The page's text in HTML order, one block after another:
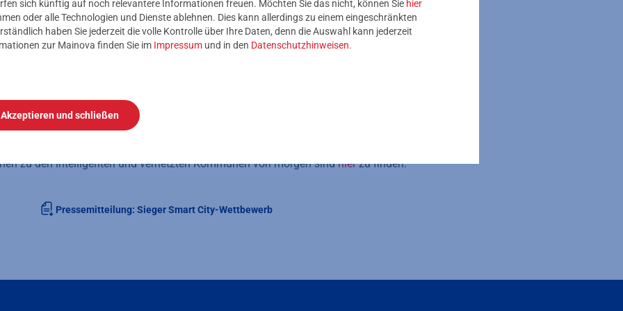
sich künftig auf noch relevantere Informationen freuen. Möchten Sie das nicht, können Sie hier
oder alle Technologien und Dienste ablehnen. Dies kann allerdings zu einem eingeschränkten
haben Sie jederzeit die volle Kontrolle über Ihre Daten, denn die Auswahl kann jederzeit
zur Mainova finden Sie im Impressum und in den Datenschutzhinweisen.
Akzeptieren und schließen
Projekte gemeinsam realisiert werden können.
für das sogenannte Internet der Dinge sind fast unbegrenzt, denn mittels
und höherer Lebensqualität oder bringen die Energie- und
Der Einsatz von effizienten batteriebetriebenen Sensoren macht LoRaWAN vor allem
Wasserressourcen-Management oder Parkraum-Management interessant.
zu den intelligenten und vernetzten Kommunen von morgen sindhierzu finden.
Pressemitteilung: Sieger Smart City-Wettbewerb